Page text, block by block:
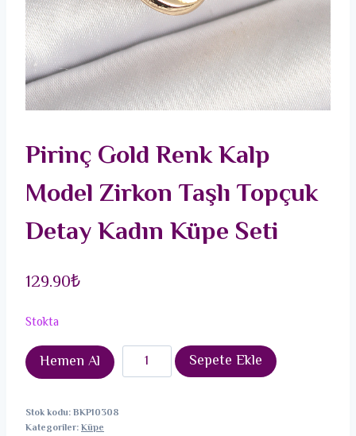
Pirinç Gold Renk Kalp
Model Zirkon Taşlı Topçuk
Detay Kadın Küpe Seti
129.90₺
Stokta
Hemen Al
Pirinç
Gold
Sepete Ekle
Stok kodu:BKP10308
Kategoriler:Küpe